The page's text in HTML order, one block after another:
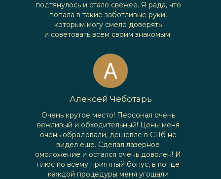
подтянулось и стало свежее. Я рада, что
попала в такие заботливые руки,
которым могу смело доверять
и советовать всем своим знакомым.
Алексей Чеботарь
Очень крутое место! Персонал очень
вежливый и обходительный! Цены меня
очень обрадовали, дешевле в СПб не
видел ещё. Сделал лазерное
омоложение и остался очень доволен! И
плюс ко всему приятный бонус, в конце
каждой процедуры меня угощали